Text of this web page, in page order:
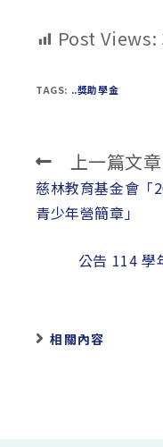
Post Views:
TAGS: ..獎助學金
Read
more
articles
上一篇文章
慈林教育基金會「
青少年營簡章」
公告 114 學
相關內容